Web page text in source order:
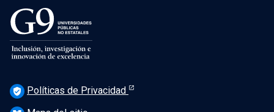
verified_user Políticas de Privacidad